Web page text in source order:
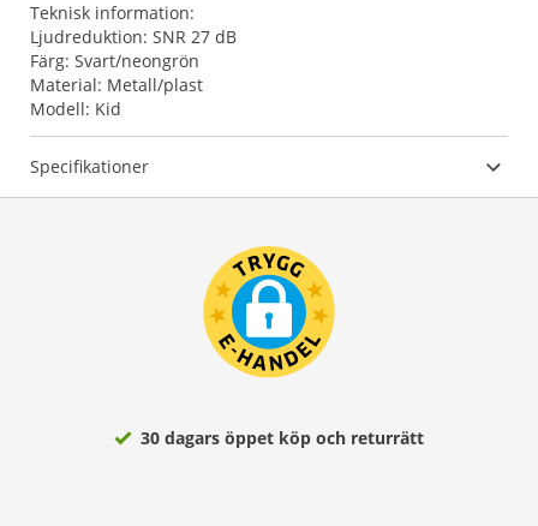
Teknisk information:
Ljudreduktion: SNR 27 dB
Färg: Svart/neongrön
Material: Metall/plast
Modell: Kid
Specifikationer
30 dagars öppet köp och returrätt